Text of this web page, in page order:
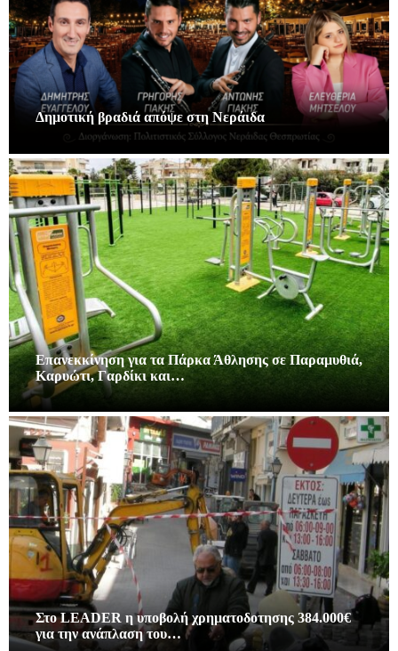
Δημοτική βραδιά απόψε στη Νεράιδα
Επανεκκίνηση για τα Πάρκα Άθλησης σε Παραμυθιά,
Καρυώτι, Γαρδίκι και…
Στο LEADER η υποβολή χρηματοδοτησης 384.000€
για την ανάπλαση του…